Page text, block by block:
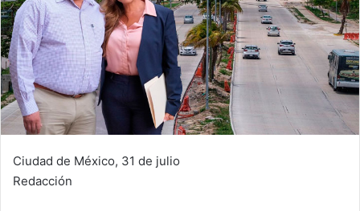
Ciudad de México, 31 de julio
Redacción